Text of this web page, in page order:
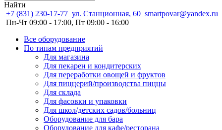
Найти
+7 (831) 230-17-77 ул. Станционная, 60 smartpovar@yandex.ru
Пн-Чт 09:00 - 17:00, Пт 09:00 - 16:00
Все оборудование
По типам предприятий
Для магазина
Для пекарен и кондитерских
Для переработки овощей и фруктов
Для пиццерий/производства пиццы
Для склада
Для фасовки и упаковки
Для школ/детских садов/больниц
Оборудование для бара
Оборудование для кафе/ресторана